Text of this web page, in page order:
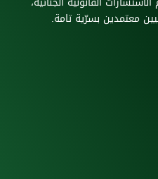
معتمدين بسرّية تامة.